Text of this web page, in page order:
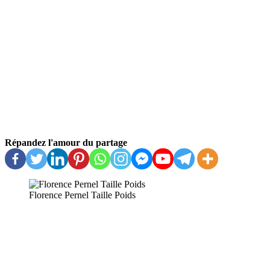
Répandez l'amour du partage
Florence Pernel Taille Poids